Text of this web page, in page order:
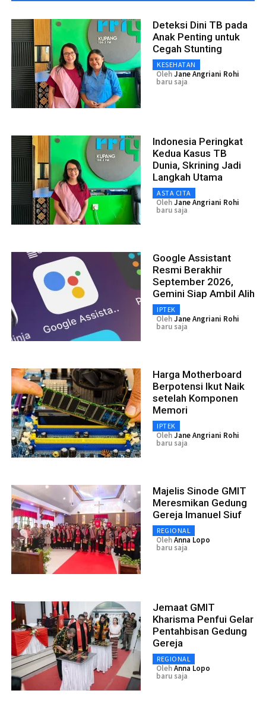
Deteksi Dini TB pada
Anak Penting untuk
Cegah Stunting
KESEHATAN
OlehJane Angriani Rohi
baru saja
Indonesia Peringkat
Kedua Kasus TB
Dunia, Skrining Jadi
Langkah Utama
ASTA CITA
OlehJane Angriani Rohi
baru saja
Google Assistant
Resmi Berakhir
September 2026,
Gemini Siap Ambil Alih
IPTEK
OlehJane Angriani Rohi
baru saja
Harga Motherboard
Berpotensi Ikut Naik
setelah Komponen
Memori
IPTEK
OlehJane Angriani Rohi
baru saja
Majelis Sinode GMIT
Meresmikan Gedung
Gereja Imanuel Siuf
REGIONAL
OlehAnna Lopo
baru saja
Jemaat GMIT
Kharisma Penfui Gelar
Pentahbisan Gedung
Gereja
REGIONAL
OlehAnna Lopo
baru saja